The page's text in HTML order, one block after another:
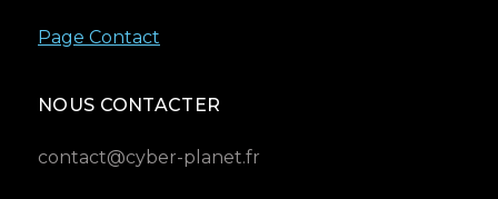
Page Contact
NOUS CONTACTER
contact@cyber-planet.fr